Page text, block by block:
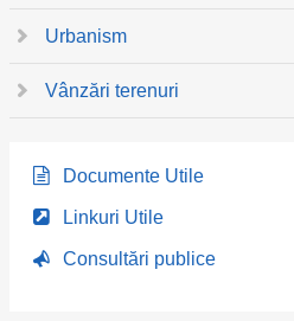
Urbanism
Vânzări terenuri
Documente Utile
Linkuri Utile
Consultări publice